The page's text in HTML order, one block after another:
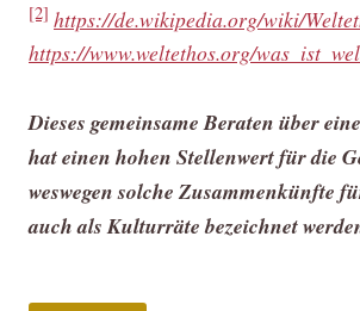
[2] https://de.wikipedia.org/wiki/
https://www.weltethos.org/
Dieses gemeinsame Beraten über
hat einen hohen Stellenwert für die
weswegen solche Zusammenkünfte
auch als Kulturräte bezeichnet